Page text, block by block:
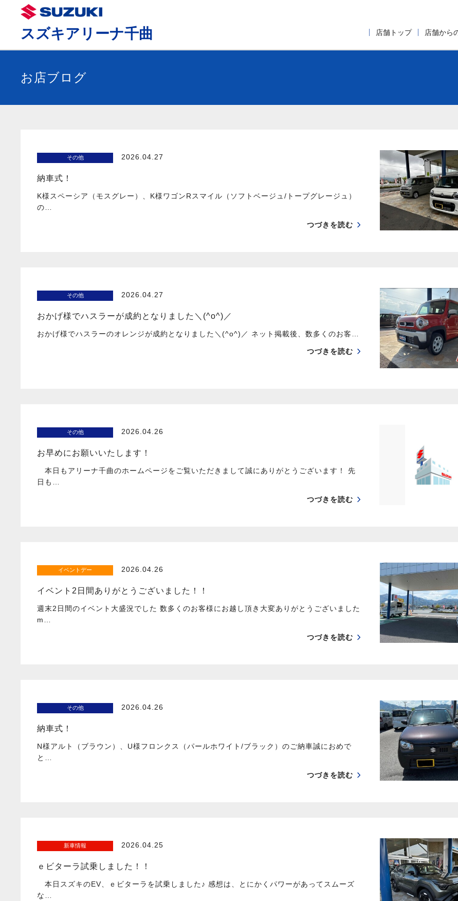
スズキアリーナ千曲 店舗トップ 店舗から
お店ブログ
その他 2026.04.27
納車式！
K様スペーシア（モスグレー）、K様ワゴンRスマイル（ソフトベージュ/トープグレージュ）
の…
つづきを読む
その他 2026.04.27
おかげ様でハスラーが成約となりました＼(^o^)／
おかげ様でハスラーのオレンジが成約となりました＼(^o^)／ ネット掲載後、数多くのお客…
つづきを読む
その他 2026.04.26
お早めにお願いいたします！
本日もアリーナ千曲のホームページをご覧いただきまして誠にありがとうございます！ 先
日も…
つづきを読む
イベントデー 2026.04.26
イベント2日間ありがとうございました！！
週末2日間のイベント大盛況でした 数多くのお客様にお越し頂き大変ありがとうございました
m…
つづきを読む
その他 2026.04.26
納車式！
N様アルト（ブラウン）、U様フロンクス（パールホワイト/ブラック）のご納車誠におめで
と…
つづきを読む
新車情報 2026.04.25
ｅビターラ試乗しました！！
本日スズキのEV、ｅビターラを試乗しました♪ 感想は、とにかくパワーがあってスムーズ
な…